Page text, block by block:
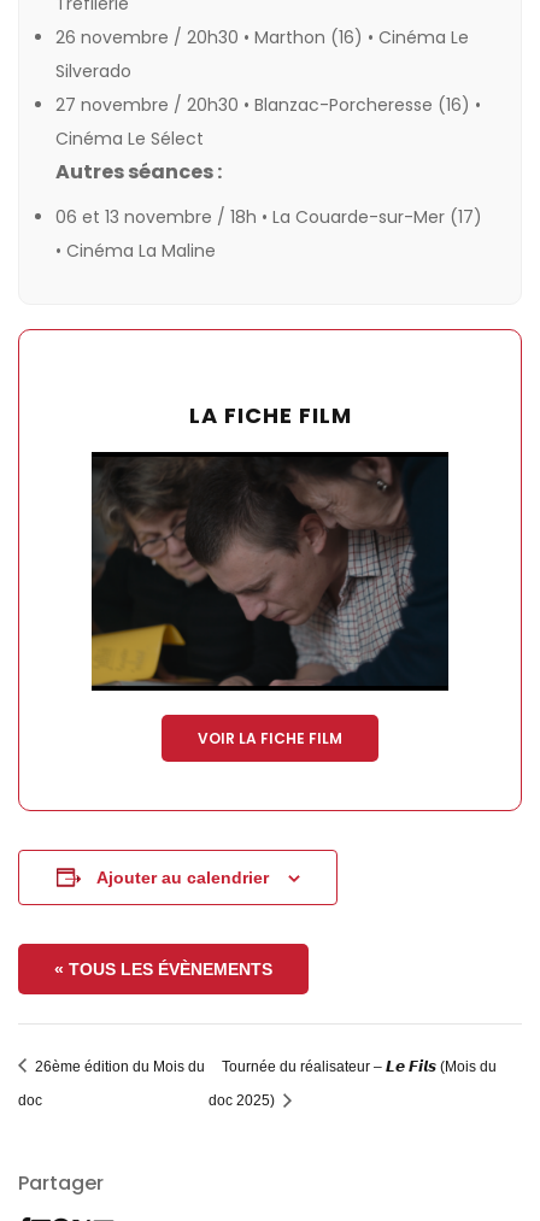
26 novembre / 20h30 • Marthon (16) • Cinéma Le
Silverado
27 novembre / 20h30 • Blanzac-Porcheresse (16) •
Cinéma Le Sélect
Autres séances :
06 et 13 novembre / 18h • La Couarde-sur-Mer (17)
• Cinéma La Maline
LA FICHE FILM
VOIR LA FICHE FILM
Ajouter au calendrier
« TOUS LES ÉVÈNEMENTS
26ème édition du Mois du
doc
Tournée du réalisateur – 𝙇𝙚 𝙁𝙞𝙡𝙨 (Mois du
doc 2025)
Partager